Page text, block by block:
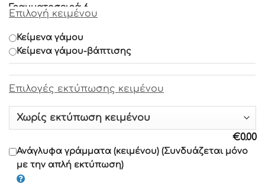
Γραμματοσειρά 6
Γραμματοσειρά 7
Γραμματοσειρά 9
Γραμματοσειρά 10
Γραμματοσειρά 11
Γραμματοσειρά 12
Επιλογή κειμένου
Κείμενα γάμου
Κείμενα γάμου-βάπτισης
Επιλογές εκτύπωσης κειμένου
€0.00
Ανάγλυφα γράμματα (κειμένου) (Συνδυάζεται μόνο
με την απλή εκτύπωση)